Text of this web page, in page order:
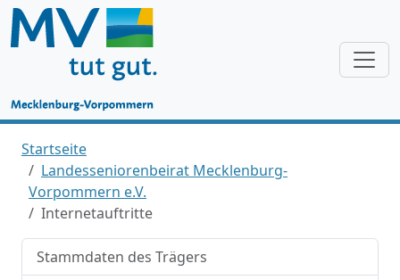
Startseite
Landesseniorenbeirat Mecklenburg-
Vorpommern e.V.
Internetauftritte
Stammdaten des Trägers